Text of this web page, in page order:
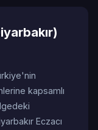
kapsamlı
Eczacı